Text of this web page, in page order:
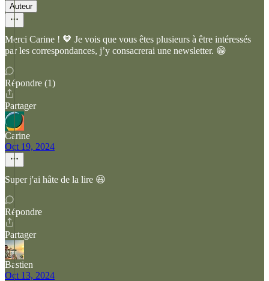
Auteur
Merci Carine ! 🧡 Je vois que vous êtes plusieurs à être intéressés
par les correspondances, j’y consacrerai une newsletter. 😁
Répondre (1)
Partager
Carine
Oct 19, 2024
Super j'ai hâte de la lire 😃
Répondre
Partager
Bastien
Oct 13, 2024